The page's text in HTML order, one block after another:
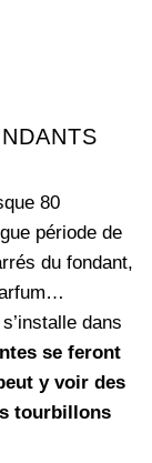
80
période de
du fondant,
dans
se feront
y voir des
tourbillons